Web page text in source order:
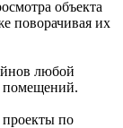
объекта
поворачивая их
любой
помещений.
по